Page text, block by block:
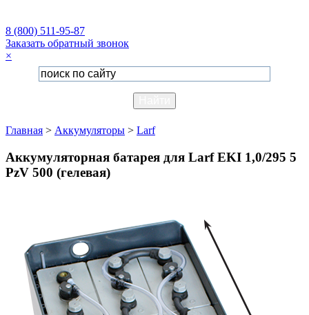
8 (800) 511-95-87
Заказать обратный звонок
×
Главная > Аккумуляторы > Larf
Аккумуляторная батарея для Larf EKI 1,0/295 5
PzV 500 (гелевая)